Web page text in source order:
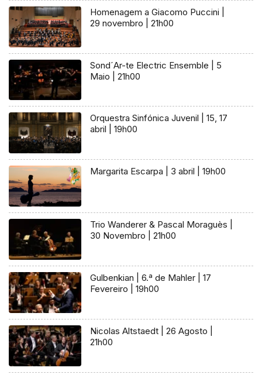
Homenagem a Giacomo Puccini |
29 novembro | 21h00
Sond´Ar-te Electric Ensemble | 5
Maio | 21h00
Orquestra Sinfónica Juvenil | 15, 17
abril | 19h00
Margarita Escarpa | 3 abril | 19h00
Trio Wanderer & Pascal Moraguès |
30 Novembro | 21h00
Gulbenkian | 6.ª de Mahler | 17
Fevereiro | 19h00
Nicolas Altstaedt | 26 Agosto |
21h00